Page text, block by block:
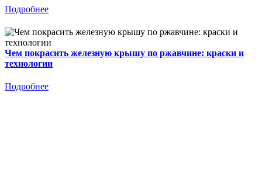
Подробнее
Чем покрасить железную крышу по ржавчине: краски и
технологии
Подробнее